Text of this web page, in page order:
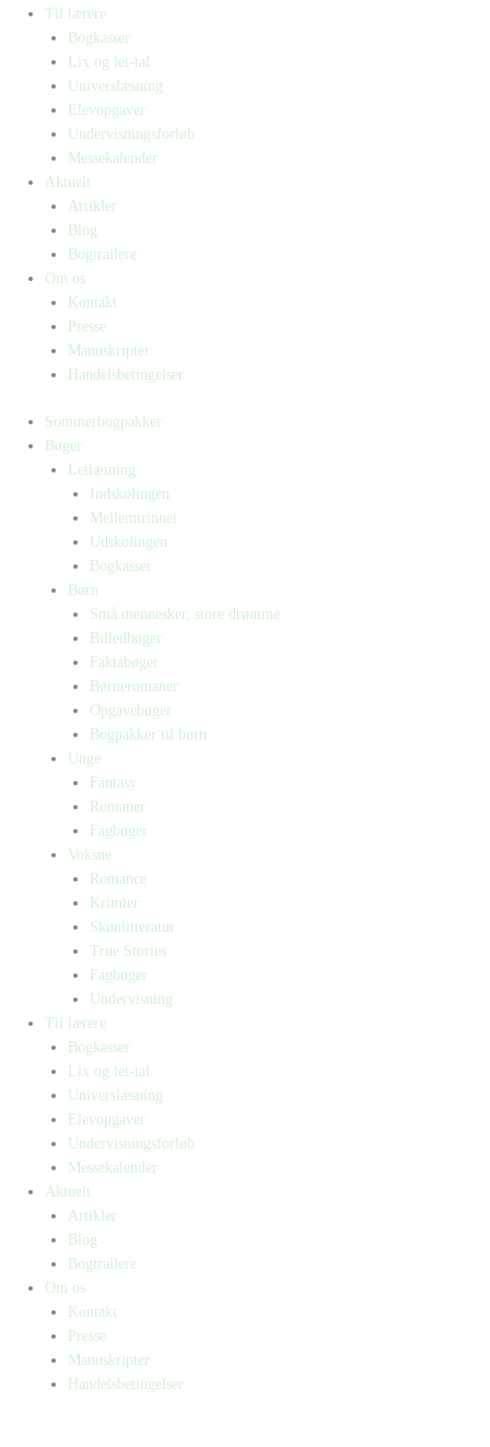
Til lærere
Bogkasser
Lix og let-tal
Universlæsning
Elevopgaver
Undervisningsforløb
Messekalender
Aktuelt
Artikler
Blog
Bogtrailere
Om os
Kontakt
Presse
Manuskripter
Handelsbetingelser
Sommerbogpakker
Bøger
Letlæsning
Indskolingen
Mellemtrinnet
Udskolingen
Bogkasser
Børn
Små mennesker, store drømme
Billedbøger
Faktabøger
Børneromaner
Opgavebøger
Bogpakker til børn
Unge
Fantasy
Romaner
Fagbøger
Voksne
Romance
Krimier
Skønlitteratur
True Stories
Fagbøger
Undervisning
Til lærere
Bogkasser
Lix og let-tal
Universlæsning
Elevopgaver
Undervisningsforløb
Messekalender
Aktuelt
Artikler
Blog
Bogtrailere
Om os
Kontakt
Presse
Manuskripter
Handelsbetingelser